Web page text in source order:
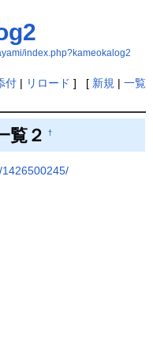
index.php?kameokalog2
付| リロード ] [ 新規 | 一覧
覧２ †